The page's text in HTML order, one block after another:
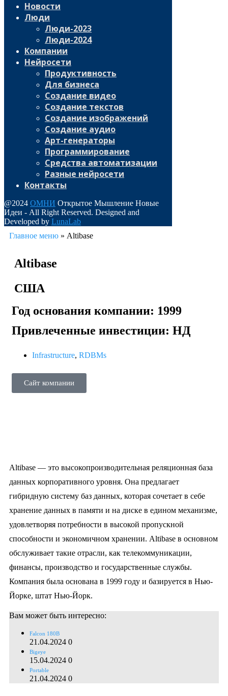
Новости
Люди
Люди-2023
Люди-2024
Компании
Нейросети
Продуктивность
Для бизнеса
Создание видео
Создание текстов
Создание изображений
Создание аудио
Арт-генераторы
Программирование
Средства автоматизации
Разные нейросети
Контакты
@2024 ОМНИ Открытое Мышление Новые
Идеи - All Right Reserved. Designed and
Developed by LunaLab
Главное меню » Altibase
Altibase
США
Год основания компании: 1999
Привлеченные инвестиции: НД
Infrastructure, RDBMs
Сайт компании
Altibase — это высокопроизводительная реляционная база
данных корпоративного уровня. Она предлагает
гибридную систему баз данных, которая сочетает в себе
хранение данных в памяти и на диске в едином механизме,
удовлетворяя потребности в высокой пропускной
способности и экономичном хранении. Altibase в основном
обслуживает такие отрасли, как телекоммуникации,
финансы, производство и государственные службы.
Компания была основана в 1999 году и базируется в Нью-
Йорке, штат Нью-Йорк.
Вам может быть интересно:
Falcon 180B
21.04.2024 0
Bigeye
15.04.2024 0
Portable
21.04.2024 0